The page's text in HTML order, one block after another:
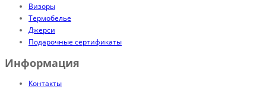
Визоры
Термобелье
Джерси
Подарочные сертификаты
Информация
Контакты